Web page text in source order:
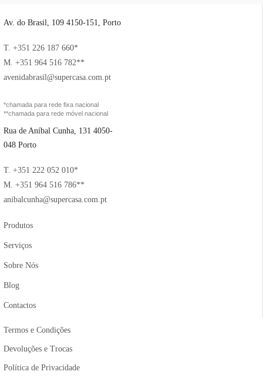
Av. do Brasil, 109 4150-151, Porto
T. +351 226 187 660*
M. +351 964 516 782**
avenidabrasil@supercasa.com.pt
*chamada para rede fixa nacional
**chamada para rede móvel nacional
Rua de Aníbal Cunha, 131 4050-
048 Porto
T. +351 222 052 010*
M. +351 964 516 786**
anibalcunha@supercasa.com.pt
Produtos
Serviços
Sobre Nós
Blog
Contactos
Termos e Condições
Devoluções e Trocas
Política de Privacidade